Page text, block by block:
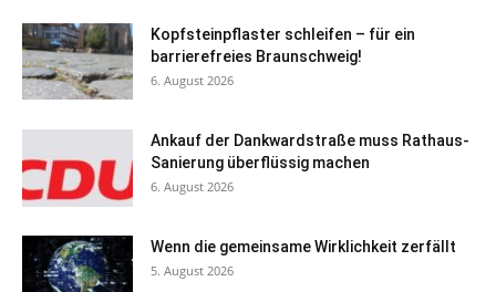
Kopfsteinpflaster schleifen – für ein
barrierefreies Braunschweig!
6. August 2026
Ankauf der Dankwardstraße muss Rathaus-
Sanierung überflüssig machen
6. August 2026
Wenn die gemeinsame Wirklichkeit zerfällt
5. August 2026